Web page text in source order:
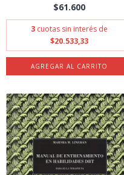
$61.600
3 cuotas sin interés de
$20.533,33